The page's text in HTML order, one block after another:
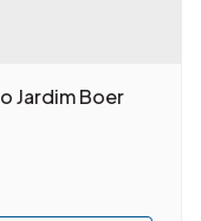
Jardim Boer